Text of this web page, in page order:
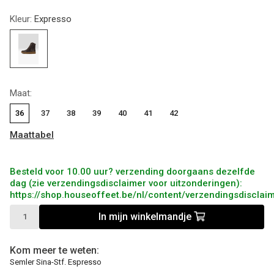
Kleur: Expresso
Maat:
36 37 38 39 40 41 42
Maattabel
Besteld voor 10.00 uur? verzending doorgaans dezelfde
dag (zie verzendingsdisclaimer voor uitzonderingen):
https://shop.houseoffeet.be/nl/content/
In mijn winkelmandje
Kom meer te weten:
Semler Sina-Stf. Espresso